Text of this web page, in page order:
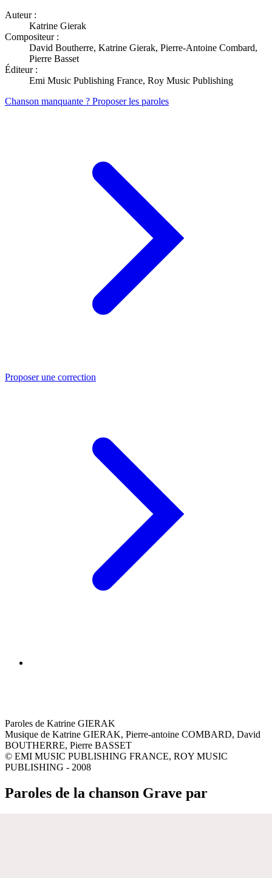
Auteur :
Katrine Gierak
Compositeur :
David Boutherre, Katrine Gierak, Pierre-Antoine Combard,
Pierre Basset
Éditeur :
Emi Music Publishing France, Roy Music Publishing
Chanson manquante ? Proposer les paroles
Proposer une correction
Paroles de Katrine GIERAK
Musique de Katrine GIERAK, Pierre-antoine COMBARD, David
BOUTHERRE, Pierre BASSET
© EMI MUSIC PUBLISHING FRANCE, ROY MUSIC
PUBLISHING - 2008
Paroles de la chanson Grave par